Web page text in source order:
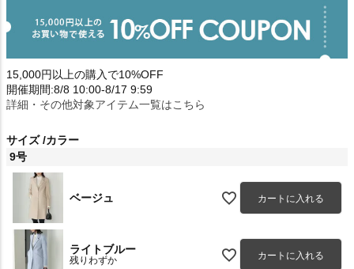
15,000円以上の購入で10%OFF
開催期間:8/8 10:00-8/17 9:59
詳細・その他対象アイテム一覧はこちら
サイズ カラー
9号
ベージュ カートに入れる
ライトブルー
残りわずか カートに入れる